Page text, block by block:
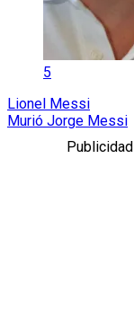
5
Lionel Messi
Murió Jorge Messi
Publicidad